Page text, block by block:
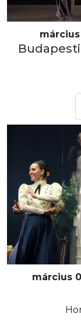
március